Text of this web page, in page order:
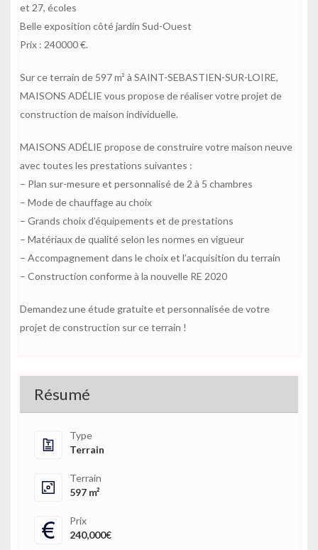
et 27, écoles
Belle exposition côté jardin Sud-Ouest
Prix : 240000 €.
Sur ce terrain de 597 m² à SAINT-SEBASTIEN-SUR-LOIRE,
MAISONS ADÉLIE vous propose de réaliser votre projet de
construction de maison individuelle.
MAISONS ADÉLIE propose de construire votre maison neuve
avec toutes les prestations suivantes :
– Plan sur-mesure et personnalisé de 2 à 5 chambres
– Mode de chauffage au choix
– Grands choix d’équipements et de prestations
– Matériaux de qualité selon les normes en vigueur
– Accompagnement dans le choix et l’acquisition du terrain
– Construction conforme à la nouvelle RE 2020
Demandez une étude gratuite et personnalisée de votre
projet de construction sur ce terrain !
Résumé
Type
Terrain
Terrain
597 m²
Prix
240,000€